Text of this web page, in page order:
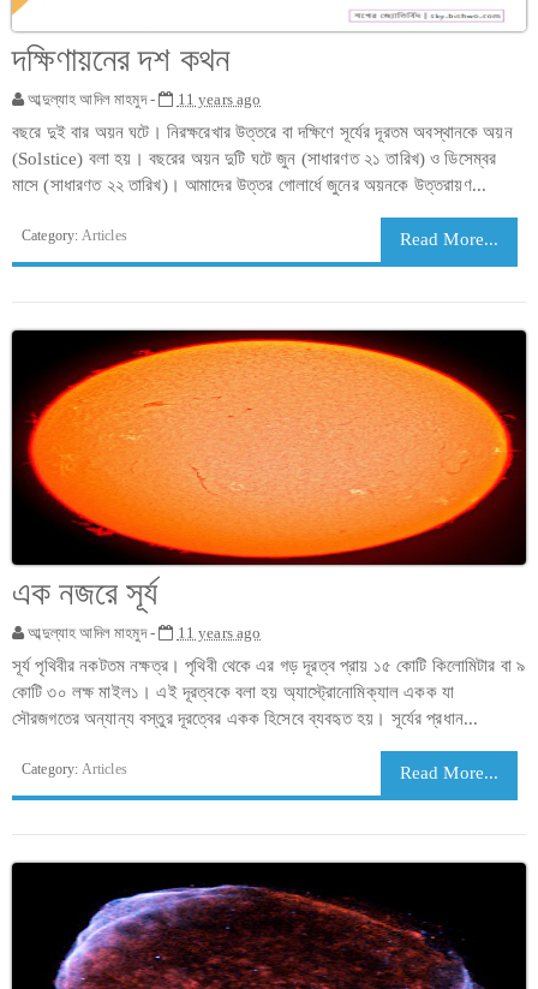
দক্ষিণায়নের দশ কথন
আব্দুল্যাহ আদিল মাহমুদ - 11 years ago
বছরে দুই বার অয়ন ঘটে। নিরক্ষরেখার উত্তরে বা দক্ষিণে সূর্যের দূরতম অবস্থানকে অয়ন
(Solstice) বলা হয়। বছরের অয়ন দুটি ঘটে জুন (সাধারণত ২১ তারিখ) ও ডিসেম্বর
মাসে (সাধারণত ২২ তারিখ)। আমাদের উত্তর গোলার্ধে জুনের অয়নকে উত্তরায়ণ...
Category: Articles Read More...
এক নজরে সূর্য
আব্দুল্যাহ আদিল মাহমুদ - 11 years ago
সূর্য পৃথিবীর নকটতম নক্ষত্র। পৃথিবী থেকে এর গড় দূরত্ব প্রায় ১৫ কোটি কিলোমিটার বা ৯
কোটি ৩০ লক্ষ মাইল১। এই দূরত্বকে বলা হয় অ্যাস্ট্রোনোমিক্যাল একক যা
সৌরজগতের অন্যান্য বস্তুর দূরত্বের একক হিসেবে ব্যবহৃত হয়। সূর্যের প্রধান...
Category: Articles Read More...